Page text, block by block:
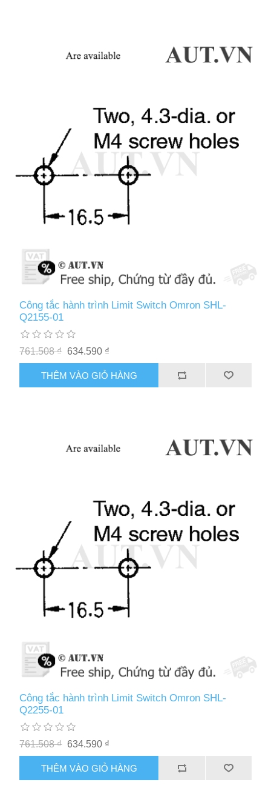
Công tắc hành trình Limit Switch Omron SHL-
Q2155-01
761.508 ₫ 634.590 ₫
THÊM VÀO GIỎ HÀNG
Công tắc hành trình Limit Switch Omron SHL-
Q2255-01
761.508 ₫ 634.590 ₫
THÊM VÀO GIỎ HÀNG